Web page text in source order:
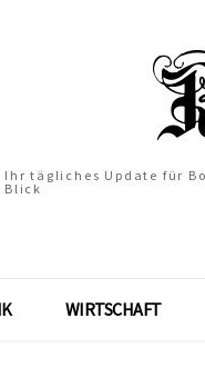
Ihr tägliches Update für
Blick
WIRTSCHAFT